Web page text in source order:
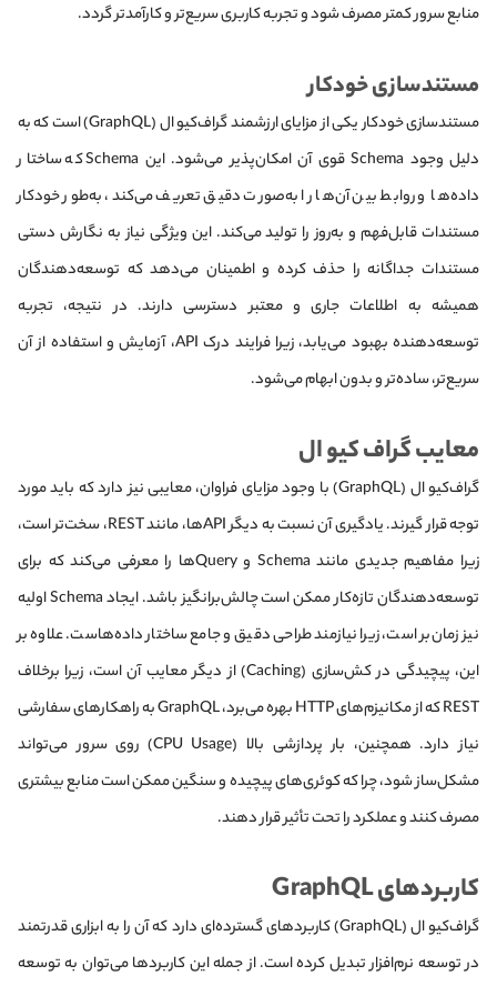
منابع سرور کمتر مصرف شود و تجربه کاربری سریع‌تر و کارآمدتر گردد.
مستندسازی خودکار
مستندسازی خودکار یکی از مزایای ارزشمند گراف‌کیو ال (GraphQL) است که به
دلیل وجود Schema قوی آن امکان‌پذیر می‌شود. این Schema که ساختار
داده‌ها و روابط بین آن‌ها را به‌صورت دقیق تعریف می‌کند، به‌طور خودکار
مستندات قابل‌فهم و به‌روز را تولید می‌کند. این ویژگی نیاز به نگارش دستی
مستندات جداگانه را حذف کرده و اطمینان می‌دهد که توسعه‌دهندگان
همیشه به اطلاعات جاری و معتبر دسترسی دارند. در نتیجه، تجربه
توسعه‌دهنده بهبود می‌یابد، زیرا فرایند درک API، آزمایش و استفاده از آن
سریع‌تر، ساده‌تر و بدون ابهام می‌شود.
معایب گراف کیو ال
گراف‌کیو ال (GraphQL) با وجود مزایای فراوان، معایبی نیز دارد که باید مورد
توجه قرار گیرند. یادگیری آن نسبت به دیگر APIها، مانند REST، سخت‌تر است،
زیرا مفاهیم جدیدی مانند Schema و Queryها را معرفی می‌کند که برای
توسعه‌دهندگان تازه‌کار ممکن است چالش‌برانگیز باشد. ایجاد Schema اولیه
نیز زمان‌بر است، زیرا نیازمند طراحی دقیق و جامع ساختار داده‌هاست. علاوه بر
این، پیچیدگی در کش‌سازی (Caching) از دیگر معایب آن است، زیرا برخلاف
REST که از مکانیزم‌های HTTP بهره می‌برد، GraphQL به راهکارهای سفارشی
نیاز دارد. همچنین، بار پردازشی بالا (CPU Usage) روی سرور می‌تواند
مشکل‌ساز شود، چرا که کوئری‌های پیچیده و سنگین ممکن است منابع بیشتری
مصرف کنند و عملکرد را تحت تأثیر قرار دهند.
کاربردهای GraphQL
گراف‌کیو ال (GraphQL) کاربردهای گسترده‌ای دارد که آن را به ابزاری قدرتمند
در توسعه نرم‌افزار تبدیل کرده است. از جمله این کاربردها می‌توان به توسعه